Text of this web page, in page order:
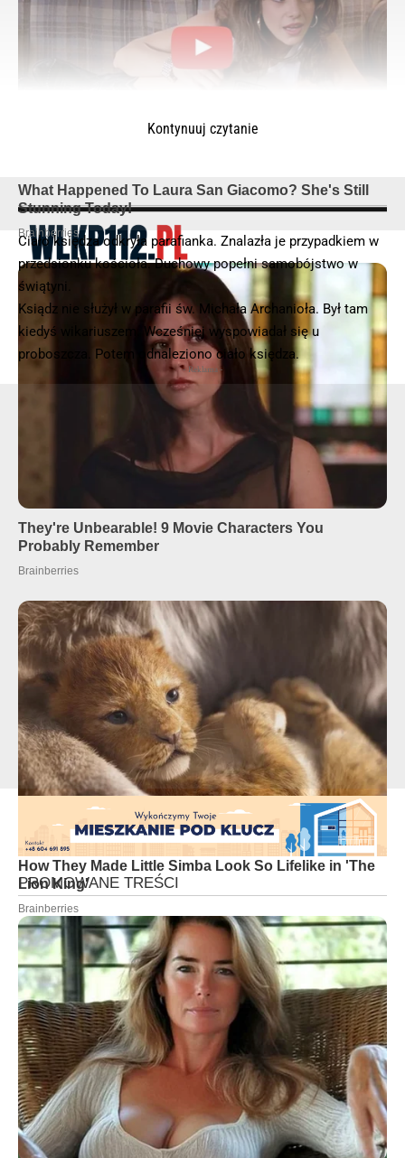
Ciało księdza odkryła parafianka. Znalazła je przypadkiem w
przedsionku kościoła. Duchowy popełni samobójstwo w
świątyni.
Ksiądz nie służył w parafii św. Michała Archanioła. Był tam
kiedyś wikariuszem. Wcześniej wyspowiadał się u
proboszcza. Potem odnaleziono ciało księdza.
- Reklama -
Kontynuuj czytanie
© 2025 – Wielkopolska 112, Wszelkie prawa zastrzeżone | hvln.pl